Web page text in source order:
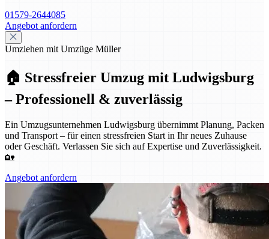
01579-2644085
Angebot anfordern
Umziehen mit Umzüge Müller
🏠 Stressfreier Umzug mit Ludwigsburg
– Professionell & zuverlässig
Ein Umzugsunternehmen Ludwigsburg übernimmt Planung, Packen
und Transport – für einen stressfreien Start in Ihr neues Zuhause
oder Geschäft. Verlassen Sie sich auf Expertise und Zuverlässigkeit.
🏡
Angebot anfordern